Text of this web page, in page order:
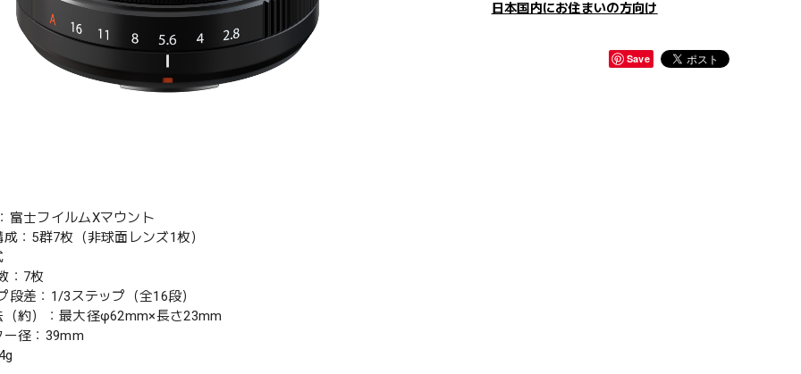
日本国内にお住まいの方向け
Save
富士フイルムXマウント
：5群7枚（非球面レンズ1枚）
：7枚
段差：1/3ステップ（全16段）
（約）：最大径φ62mm×長さ23mm
径：39mm